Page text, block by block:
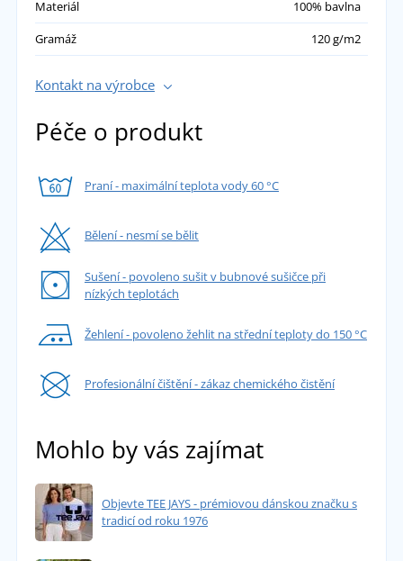
Materiál
100% bavlna
Gramáž
120 g/m2
Kontakt na výrobce
Péče o produkt
Praní - maximální teplota vody 60 °C
Bělení - nesmí se bělit
Sušení - povoleno sušit v bubnové sušičce při
nízkých teplotách
Žehlení - povoleno žehlit na střední teploty do 150 °C
Profesionální čištění - zákaz chemického čistění
Mohlo by vás zajímat
Objevte TEE JAYS - prémiovou dánskou značku s
tradicí od roku 1976